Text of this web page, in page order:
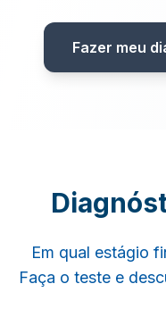
Fazer meu
Em qual estágio
Faça o teste e